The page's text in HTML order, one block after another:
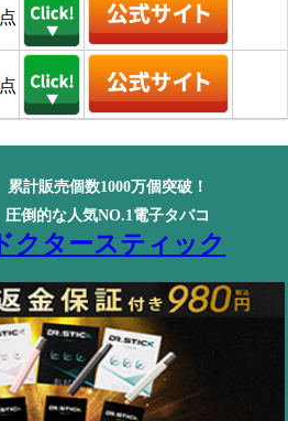
点
点
累計販売個数1000万個突破！
圧倒的な人気NO.1電子タバコ
ドクタースティック